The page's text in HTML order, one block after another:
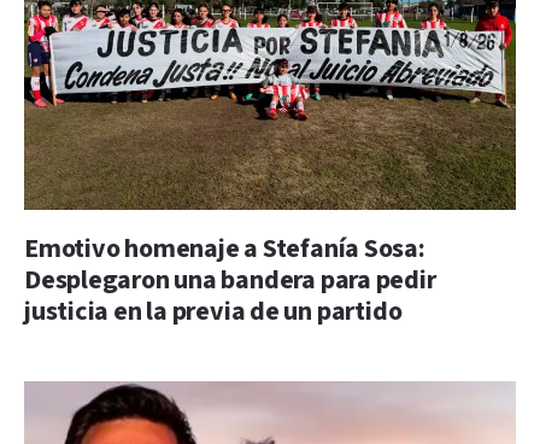
Emotivo homenaje a Stefanía Sosa:
Desplegaron una bandera para pedir
justicia en la previa de un partido